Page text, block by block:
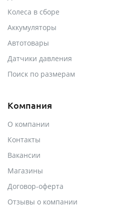
Колеса в сборе
Аккумуляторы
Автотовары
Датчики давления
Поиск по размерам
Компания
О компании
Контакты
Вакансии
Магазины
Договор-оферта
Отзывы о компании